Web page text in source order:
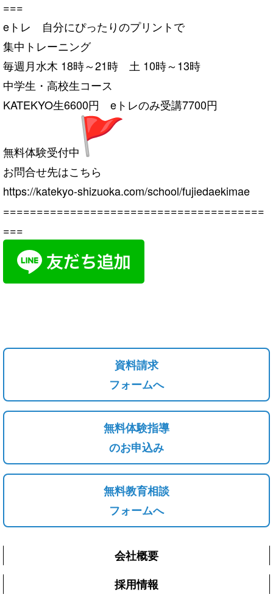
===
eトレ 自分にぴったりのプリントで
集中トレーニング
毎週月水木 18時～21時 土 10時～13時
中学生・高校生コース
KATEKYO生6600円 eトレのみ受講7700円
無料体験受付中
お問合せ先はこちら
https://katekyo-shizuoka.com/school/fujiedaekimae
=======================================
===
資料請求
フォームへ
無料体験指導
のお申込み
無料教育相談
フォームへ
会社概要
採用情報